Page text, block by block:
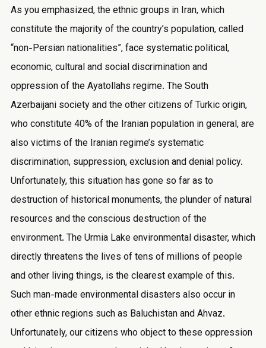
As you emphasized, the ethnic groups in Iran, which
constitute the majority of the country’s population, called
“non-Persian nationalities”, face systematic political,
economic, cultural and social discrimination and
oppression of the Ayatollahs regime. The South
Azerbaijani society and the other citizens of Turkic origin,
who constitute 40% of the Iranian population in general, are
also victims of the Iranian regime’s systematic
discrimination, suppression, exclusion and denial policy.
Unfortunately, this situation has gone so far as to
destruction of historical monuments, the plunder of natural
resources and the conscious destruction of the
environment. The Urmia Lake environmental disaster, which
directly threatens the lives of tens of millions of people
and other living things, is the clearest example of this.
Such man-made environmental disasters also occur in
other ethnic regions such as Baluchistan and Ahvaz.
Unfortunately, our citizens who object to these oppression